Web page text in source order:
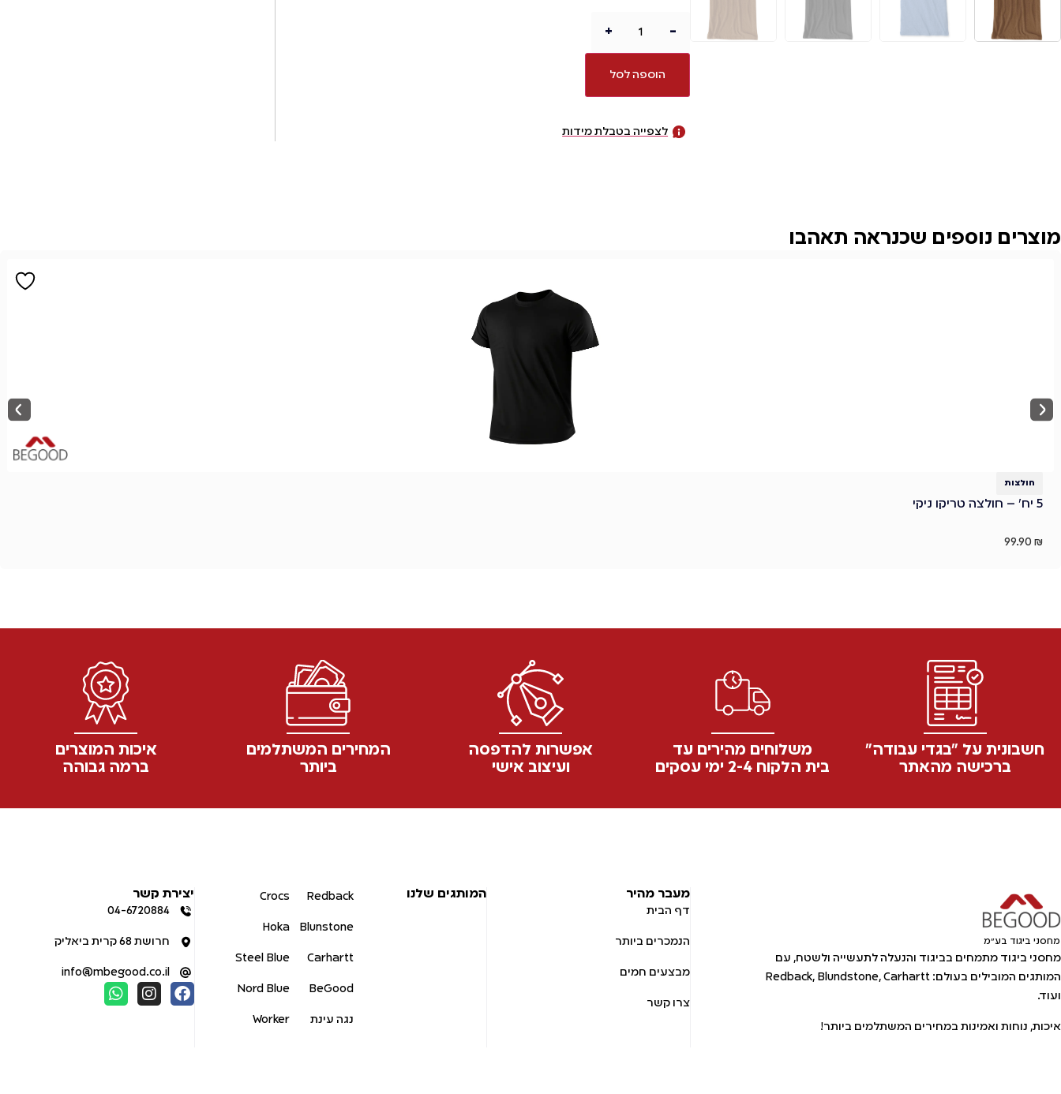
-
+
הוספה לסל
לצפייה בטבלת מידות
מוצרים נוספים שכנראה תאהבו
חולצות
5 יח' – חולצה טריקו ניקי
99.90 ₪
חשבונית על "בגדי עבודה"
ברכישה מהאתר
משלוחים מהירים עד
בית הלקוח 2-4 ימי עסקים
אפשרות להדפסה
ועיצוב אישי
המחירים המשתלמים
ביותר
איכות המוצרים
ברמה גבוהה
מחסני ביגוד בע"מ
מחסני ביגוד מתמחים בביגוד והנעלה לתעשייה ולשטח, עם
המותגים המובילים בעולם: Redback, Blundstone, Carhartt
ועוד.
איכות, נוחות ואמינות במחירים המשתלמים ביותר!
מעבר מהיר
דף הבית
הנמכרים ביותר
מבצעים חמים
צרו קשר
המותגים שלנו Redback
Blunstone
Carhartt
BeGood
נגה עינת
Crocs
Hoka
Steel Blue
Nord Blue
Worker
יצירת קשר
04-6720884
חרושת 68 קרית ביאליק
info@mbegood.co.il